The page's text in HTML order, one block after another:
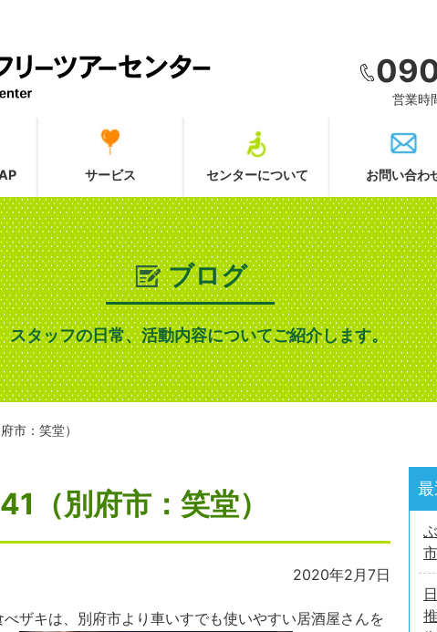
営業時
サービス センターについて お問い合わ
ブログ
スタッフの日常、活動内容についてご紹介します。
市：笑堂）
（別府市：笑堂）
2020年2月7日
キは、別府市より車いすでも使いやすい居酒屋さんを